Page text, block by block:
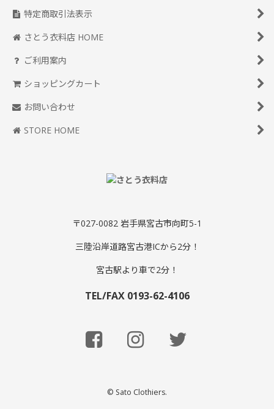
特定商取引法表示
さとう衣料店 HOME
ご利用案内
ショッピングカート
お問い合わせ
STORE HOME
〒027-0082 岩手県宮古市向町5-1
三陸沿岸道路宮古港ICから2分！
宮古駅より車で2分！
TEL/FAX 0193-62-4106
© Sato Clothiers.